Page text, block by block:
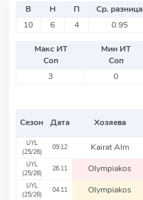
В Н П Ср. разница
10
6 4 0.95
Макс ИТ
Соп
Мин ИТ
Соп
3
0
Сезон Дата Хозяева
UYL
(25/26)
09.12 Kairat Alm
UYL
(25/26)
26.11 Olympiakos
UYL
(25/26)
04.11 Olympiakos